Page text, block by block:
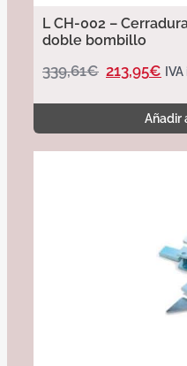
L CH-002 –
doble bombillo
339,61€ 213,95€
Añadir